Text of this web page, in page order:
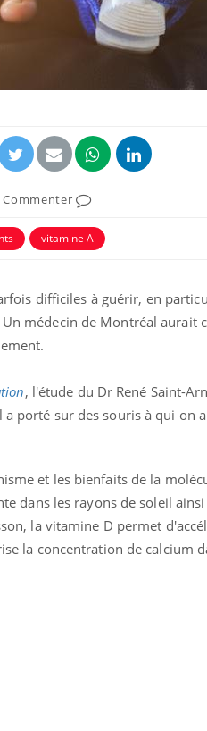
Commenter
vitamine A
difficiles à guérir, en
Un médecin de Montréal aurait
, l'étude du Dr René Saint-
porté sur des souris à qui on
et les bienfaits de la
dans les rayons de soleil
la vitamine D permet
la concentration de calcium
Toujours connectés :
comment le travail
empiète de plus en plus
Cancer colorectal : une
stratégie simple aurait
changé la donne au Pays
Chikungunya, dengue,